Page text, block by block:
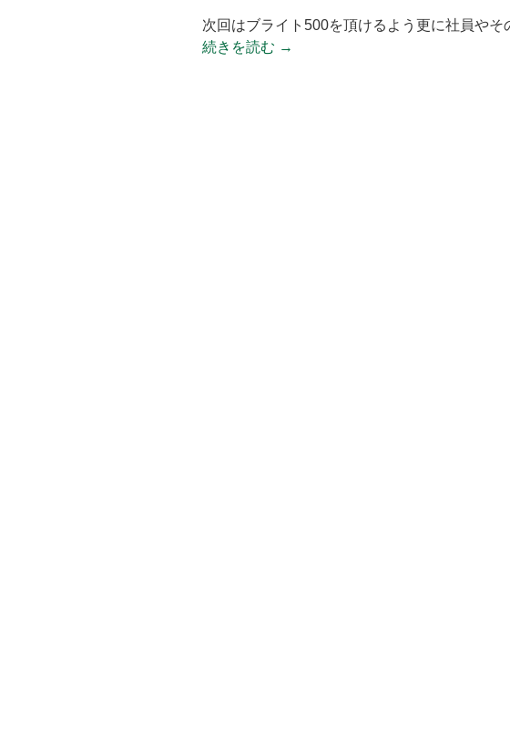
次回はブライト500を頂けるよう更に社員や
続きを読む →